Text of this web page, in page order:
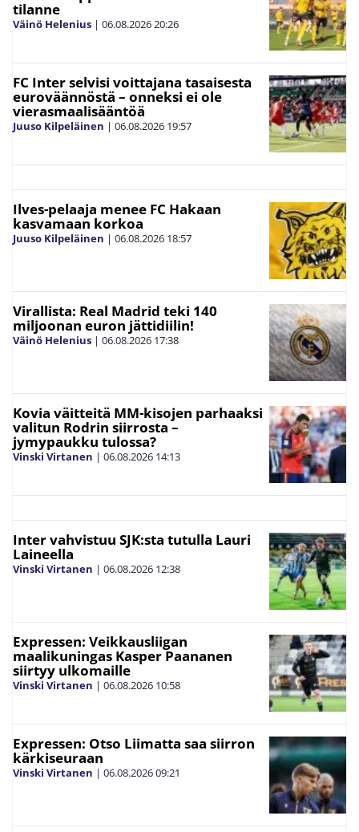
tilanne
Väinö Helenius | 06.08.202620:26
FC Inter selvisi voittajana tasaisesta
euroväännöstä – onneksi ei ole
vierasmaalisääntöä
Juuso Kilpeläinen | 06.08.2026 19:57
Ilves-pelaaja menee FC Hakaan
kasvamaan korkoa
Juuso Kilpeläinen | 06.08.2026 18:57
Virallista: Real Madrid teki 140
miljoonan euron jättidiilin!
Väinö Helenius | 06.08.2026 17:38
Kovia väitteitä MM-kisojen parhaaksi
valitun Rodrin siirrosta –
jymypaukku tulossa?
Vinski Virtanen | 06.08.2026 14:13
Inter vahvistuu SJK:sta tutulla Lauri
Laineella
Vinski Virtanen | 06.08.2026 12:38
Expressen: Veikkausliigan
maalikuningas Kasper Paananen
siirtyy ulkomaille
Vinski Virtanen | 06.08.2026 10:58
Expressen: Otso Liimatta saa siirron
kärkiseuraan
Vinski Virtanen | 06.08.202609:21